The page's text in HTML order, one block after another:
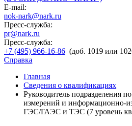
E-mail:
nok-nark@nark.ru
Пресс-служба:
pr@nark.ru
Пресс-служба:
+7 (495) 966-16-86 (доб. 1019 или
Справка
Главная
Сведения о квалификациях
Руководитель подразделения
измерений и информационно-
ГЭС/ГАЭС и ТЭС (7 уровень